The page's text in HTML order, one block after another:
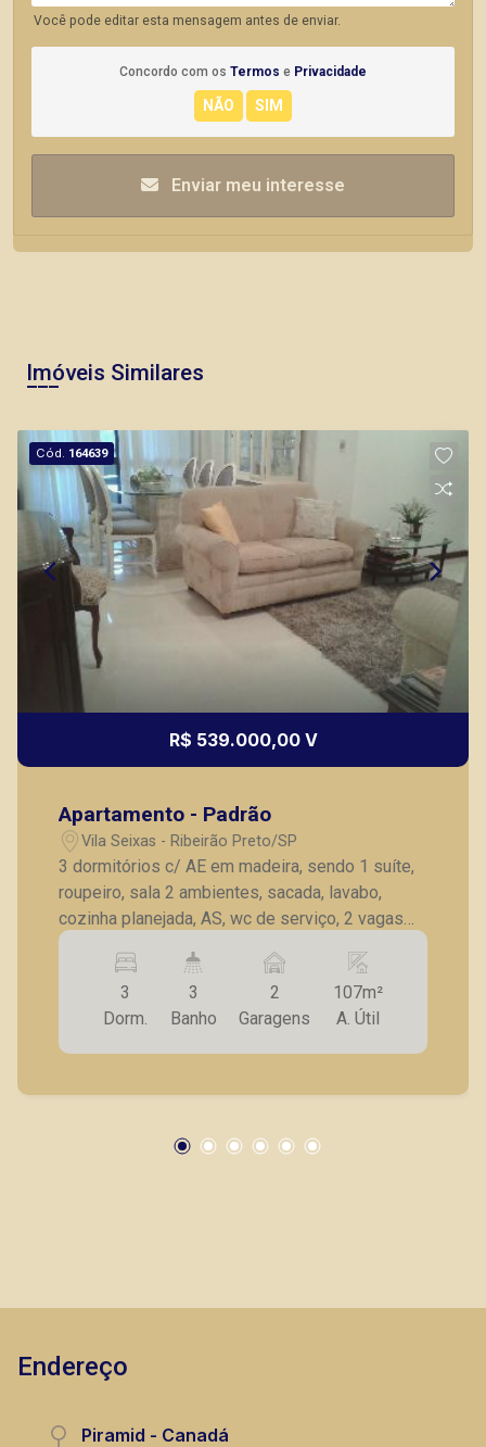
Você pode editar esta mensagem antes de enviar.
Concordo com os Termos e Privacidade
Enviar meu interesse
Imóveis Similares
Cód. 164639
R$ 539.000,00 V
Apartamento - Padrão
Vila Seixas - Ribeirão Preto/SP
3 dormitórios c/ AE em madeira, sendo 1 suíte,
roupeiro, sala 2 ambientes, sacada, lavabo,
cozinha planejada, AS, wc de serviço, 2 vagas
de garagem.
3
Dorm.
3
Banho
2
Garagens
107m²
A. Útil
Endereço
Piramid - Canadá